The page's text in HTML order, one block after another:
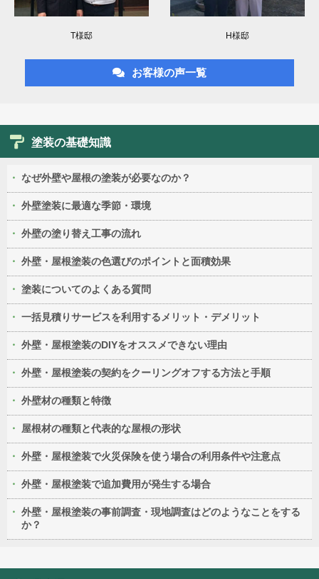
T様邸 H様邸
お客様の声一覧
塗装の基礎知識
なぜ外壁や屋根の塗装が必要なのか？
外壁塗装に最適な季節・環境
外壁の塗り替え工事の流れ
外壁・屋根塗装の色選びのポイントと面積効果
塗装についてのよくある質問
一括見積りサービスを利用するメリット・デメリット
外壁・屋根塗装のDIYをオススメできない理由
外壁・屋根塗装の契約をクーリングオフする方法と手順
外壁材の種類と特徴
屋根材の種類と代表的な屋根の形状
外壁・屋根塗装で火災保険を使う場合の利用条件や注意点
外壁・屋根塗装で追加費用が発生する場合
外壁・屋根塗装の事前調査・現地調査はどのようなことをする
か？